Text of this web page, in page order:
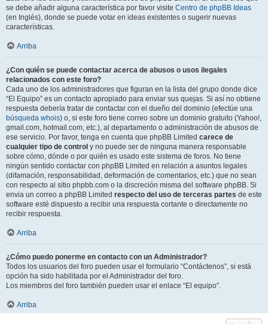
se debe añadir alguna característica por favor visite Centro de phpBB Ideas
(en Inglés), donde se puede votar en ideas existentes o sugerir nuevas
características.
Arriba
¿Con quién se puede contactar acerca de abusos o usos ilegales
relacionados con este foro?
Cada uno de los administradores que figuran en la lista del grupo donde dice
“El Equipo” es un contacto apropiado para enviar sus quejas. Si así no obtiene
respuesta debería tratar de contactar con el dueño del dominio (efectúe una
búsqueda whois) o, si este foro tiene correo sobre un dominio gratuito (Yahoo!,
gmail.com, hotmail.com, etc.), al departamento o administración de abusos de
ese servicio. Por favor, tenga en cuenta que phpBB Limited carece de
cualquier tipo de control y no puede ser de ninguna manera responsable
sobre cómo, dónde o por quién es usado este sistema de foros. No tiene
ningún sentido contactar con phpBB Limited en relación a asuntos legales
(difamación, responsabilidad, deformación de comentarios, etc.) que no sean
con respecto al sitio phpbb.com o la discreción misma del software phpBB. Si
envia un correo a phpBB Limited respecto del uso de terceras partes de este
software esté dispuesto a recibir una respuesta cortante o directamente no
recibir respuesta.
Arriba
¿Cómo puedo ponerme en contacto con un Administrador?
Todos los usuarios del foro pueden usar el formulario “Contáctenos”, si está
opción ha sido habilitada por el Administrador del foro.
Los miembros del foro también pueden usar el enlace “El equipo”.
Arriba